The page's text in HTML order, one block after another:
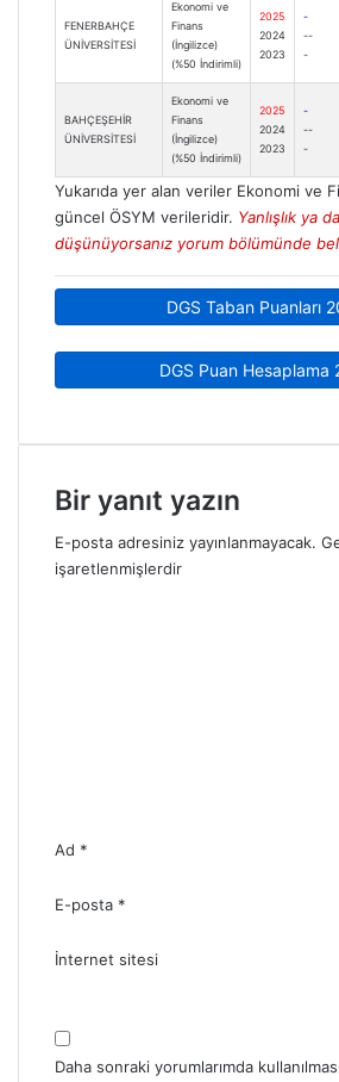
FENERBAHÇE
ÜNİVERSİTESİ
Ekonomi ve
Finans
(İngilizce)
(%50 İndirimli)
2025
2024
2023
-
--
-
BAHÇEŞEHİR
ÜNİVERSİTESİ
Ekonomi ve
Finans
(İngilizce)
(%50 İndirimli)
2025
2024
2023
-
--
-
Yukarıda yer alan veriler Ekonomi ve
güncel ÖSYM verileridir. Yanlışlık ya
düşünüyorsanız yorum bölümünde
DGS Taban Puanları
DGS Puan Hesaplama
Bir yanıt yazın
E-posta adresiniz yayınlanmayacak.
işaretlenmişlerdir
Ad *
E-posta *
İnternet sitesi
Daha sonraki yorumlarımda